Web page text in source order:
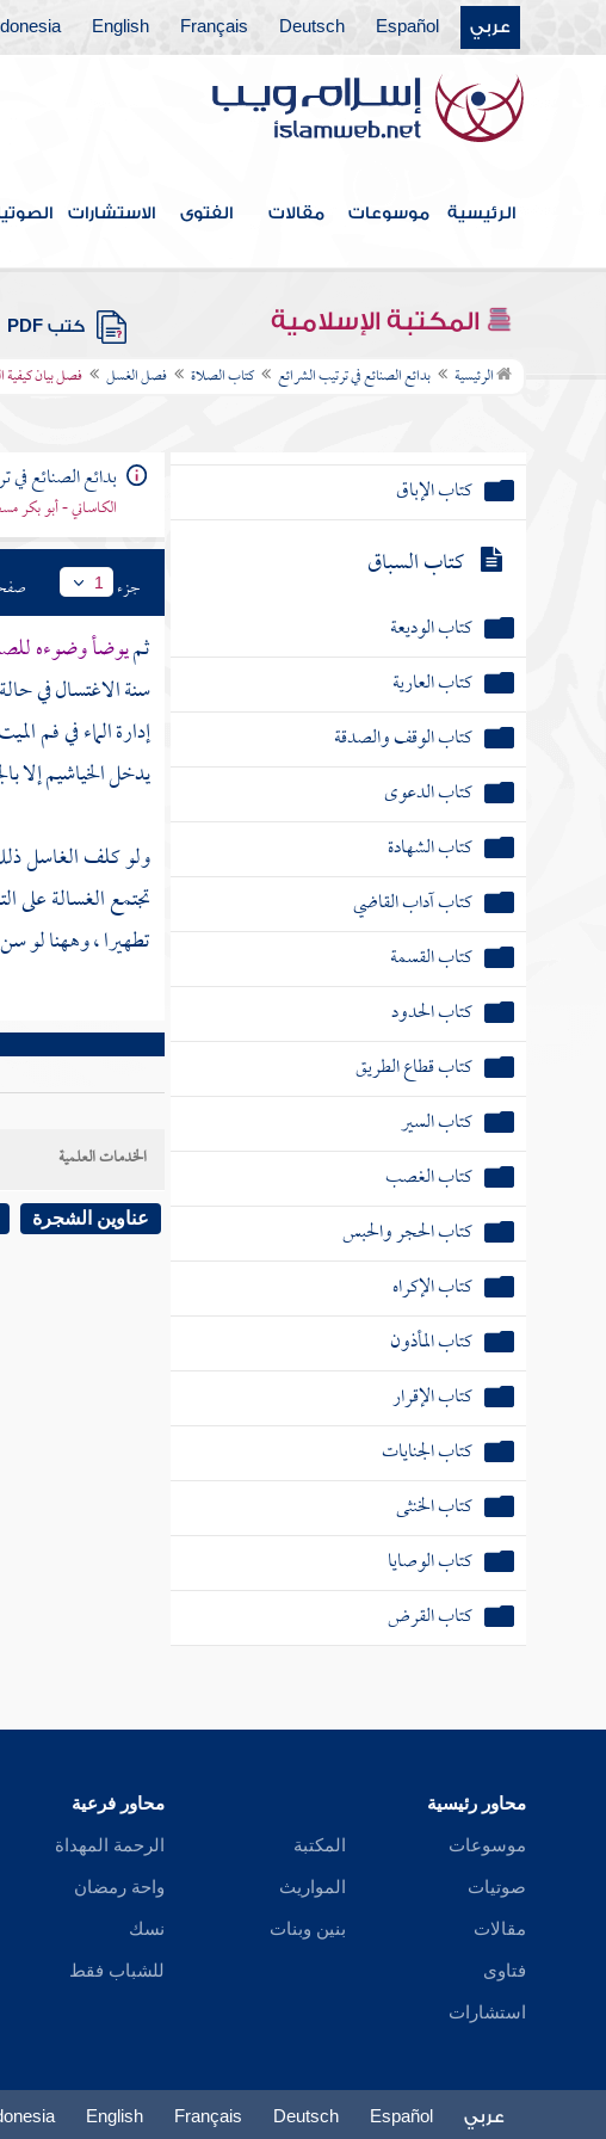
عربي Español
Deutsch
Français
English
الرئيسية موسوعات مقالات الفتوى الاستشارات
المكتبة الإسلامية كتب PDF
الرئيسية بدائع الصنائع في ترتيب الشرائع كتاب الصلاة فصل الغسل فصل بيان
كتاب الرهن
كتاب المزارعة
كتاب المعاملة
كتاب الشرب
كتاب الأراضي
كتاب المفقود
كتاب اللقيط
كتاب الإباق
كتاب السباق
كتاب الوديعة
كتاب العارية
كتاب الوقف والصدقة
كتاب الدعوى
كتاب الشهادة
كتاب آداب القاضي
كتاب القسمة
كتاب الحدود
كتاب قطاع الطريق
كتاب السير
كتاب الغصب
كتاب الحجر والحبس
كتاب الإكراه
كتاب المأذون
كتاب الإقرار
كتاب الجنايات
كتاب الخنثى
كتاب الوصايا
كتاب القرض
بدائع الصنائع في
الكاساني - أبو بكر
جزء 1
ثميوضأ وضوءه
سنة الاغتسال في
إدارة الماء في فم
يدخل الخياشيم إلا
ولو كلف الغاسل
تجتمع الغسالة على
تطهيرا ، وههنا لو
الخدمات العلمية
عناوين الشجرة
محاور رئيسية
موسوعات
صوتيات
مقالات
فتاوى
استشارات
المكتبة
المواريث
بنين وبنات
محاور فرعية
الرحمة المهداة
واحة رمضان
نسك
للشباب فقط
عربي Español
Deutsch
Français
English